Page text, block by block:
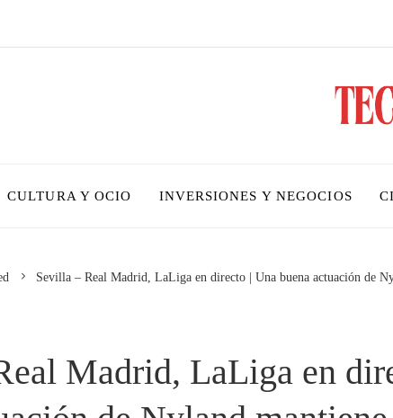
CULTURA Y OCIO INVERSIONES Y NEGOCIOS
Sevilla – Real Madrid, LaLiga en directo | Una buena actuación de
Madrid, LaLiga en